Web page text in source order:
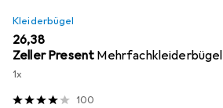
Kleiderbügel
EUR
26,38
Zeller Present Mehrfachkleiderbügel
1x
100